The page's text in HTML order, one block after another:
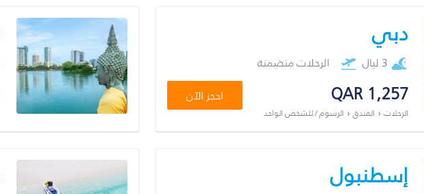
دبي
3 ليال الرحلات متضمنة
QAR 1,257
الرحلات + الفندق + الرسوم / للشخص الواحد
احجز الآن
إسطنبول